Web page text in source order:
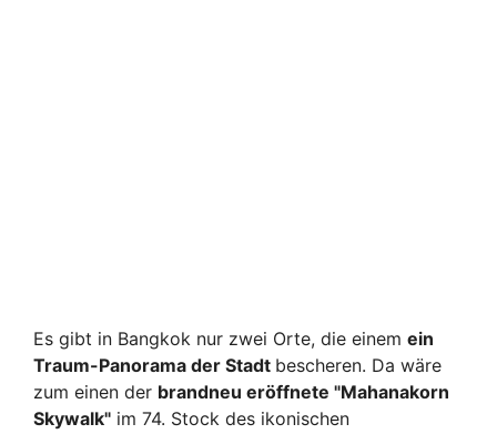
Es gibt in Bangkok nur zwei Orte, die einem ein
Traum-Panorama der Stadt bescheren. Da wäre
zum einen der brandneu eröffnete "Mahanakorn
Skywalk" im 74. Stock des ikonischen